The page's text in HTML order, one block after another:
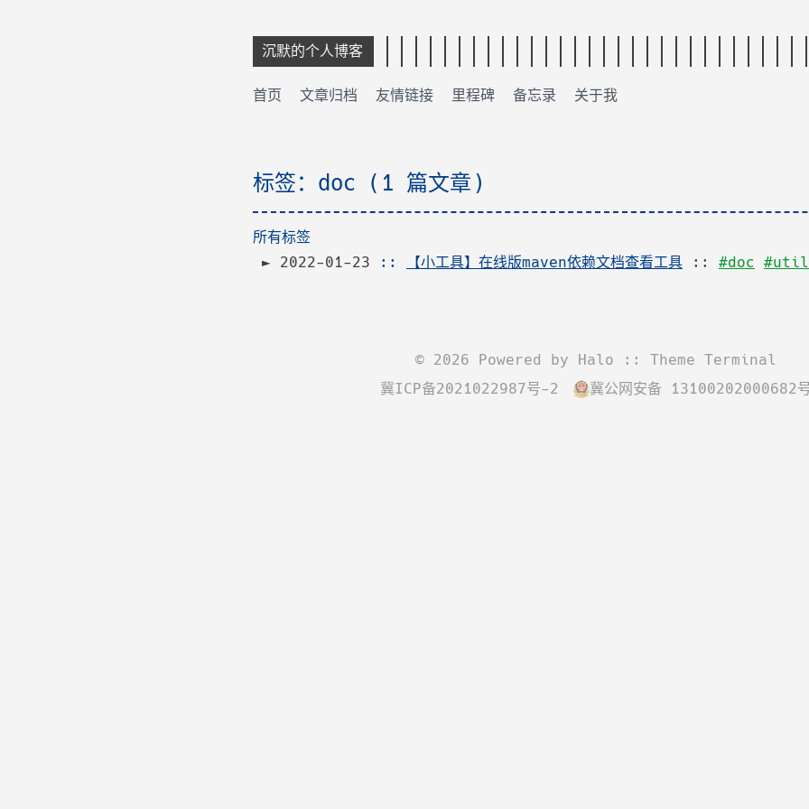
沉默的个人博客
首页 文章归档 友情链接 里程碑 备忘录 关于我
标签：doc (1 篇文章)
所有标签
2022-01-23 :: 【小工具】在线版maven依赖文档查看工具 :: #doc #util
© 2026 Powered by Halo :: Theme Terminal
冀ICP备2021022987号-2
冀公网安备 13100202000682